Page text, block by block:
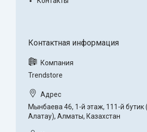
Trendstore
Мынбаева 46, 1-й этаж, 111-й
Алатау), Алматы, Казахстан